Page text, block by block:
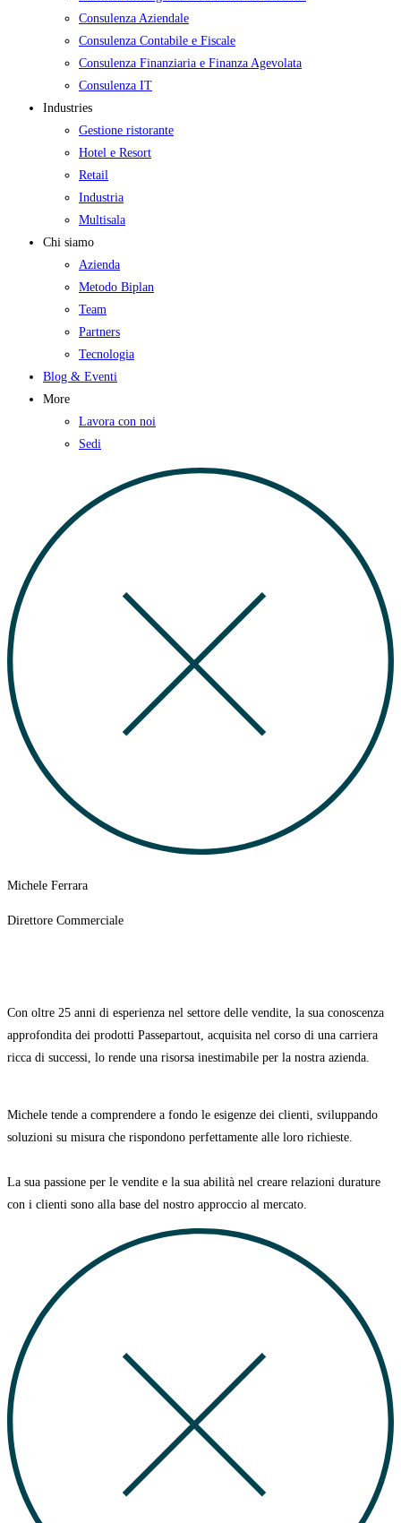
Consulenza Aziendale
Consulenza Contabile e Fiscale
Consulenza Finanziaria e Finanza Agevolata
Consulenza IT
Industries
Gestione ristorante
Hotel e Resort
Retail
Industria
Multisala
Chi siamo
Azienda
Metodo Biplan
Team
Partners
Tecnologia
Blog & Eventi
More
Lavora con noi
Sedi
Michele Ferrara
Direttore Commerciale
Con oltre 25 anni di esperienza nel settore delle vendite, la sua conoscenza
approfondita dei prodotti Passepartout, acquisita nel corso di una carriera
ricca di successi, lo rende una risorsa inestimabile per la nostra azienda.
Michele tende a comprendere a fondo le esigenze dei clienti, sviluppando
soluzioni su misura che rispondono perfettamente alle loro richieste.
La sua passione per le vendite e la sua abilità nel creare relazioni durature
con i clienti sono alla base del nostro approccio al mercato.